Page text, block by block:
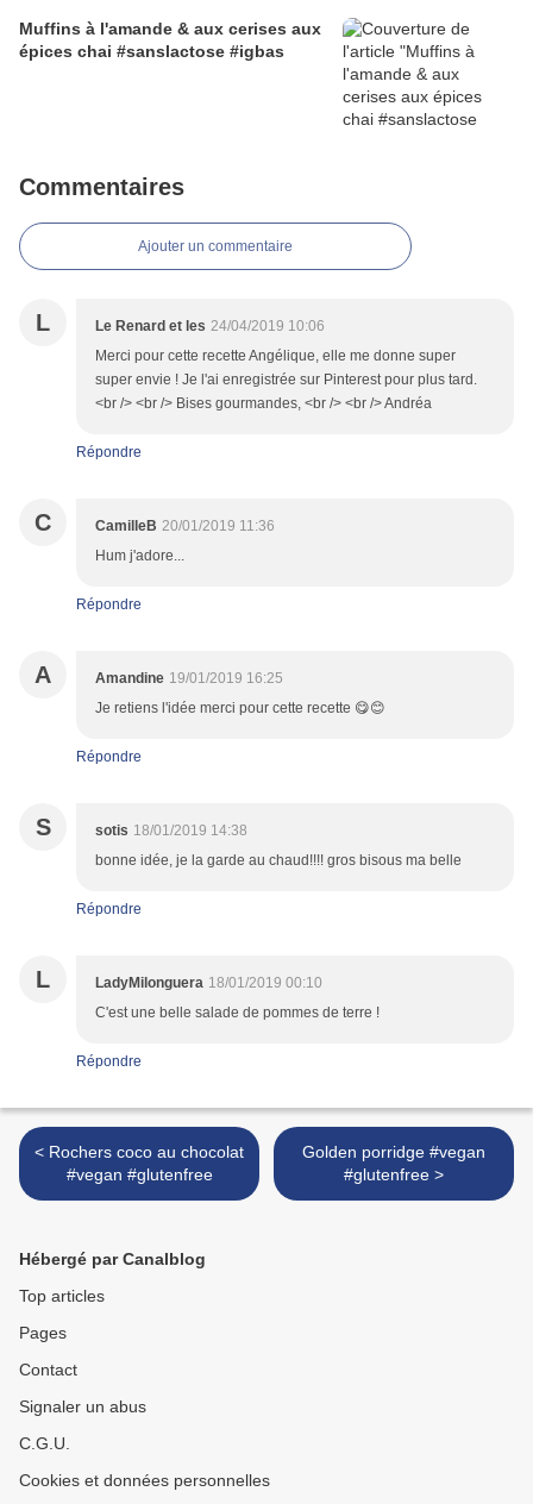
Muffins à l'amande & aux cerises aux
épices chai #sanslactose #igbas
Commentaires
Ajouter un commentaire
L Le Renard et les 24/04/2019 10:06
Merci pour cette recette Angélique, elle me donne super
super envie ! Je l'ai enregistrée sur Pinterest pour plus tard.
<br /> <br /> Bises gourmandes, <br /> <br /> Andréa
Répondre
C CamilleB 20/01/2019 11:36
Hum j'adore...
Répondre
A Amandine 19/01/2019 16:25
Je retiens l'idée merci pour cette recette 😋😊
Répondre
S sotis 18/01/2019 14:38
bonne idée, je la garde au chaud!!!! gros bisous ma belle
Répondre
L LadyMilonguera 18/01/2019 00:10
C'est une belle salade de pommes de terre !
Répondre
< Rochers coco au chocolat
#vegan #glutenfree
Golden porridge #vegan
#glutenfree >
Hébergé par Canalblog
Top articles
Pages
Contact
Signaler un abus
C.G.U.
Cookies et données personnelles